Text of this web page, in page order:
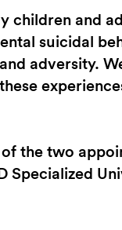
children and
suicidal
adversity.
the two
Specialized